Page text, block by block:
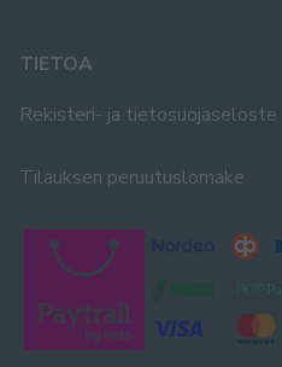
TIETOA
Rekisteri- ja tietosuojaseloste
Tilauksen peruutuslomake